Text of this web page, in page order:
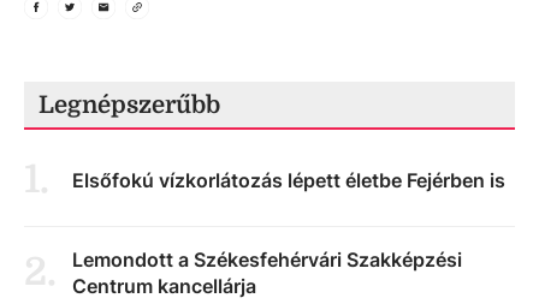
Legnépszerűbb
1. Elsőfokú vízkorlátozás lépett életbe Fejérben is
2.
Lemondott a Székesfehérvári Szakképzési
Centrum kancellárja